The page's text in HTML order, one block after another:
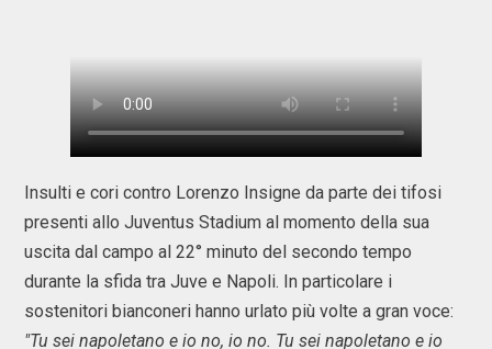
Insulti e cori contro Lorenzo Insigne da parte dei tifosi
presenti allo Juventus Stadium al momento della sua
uscita dal campo al 22° minuto del secondo tempo
durante la sfida tra Juve e Napoli. In particolare i
sostenitori bianconeri hanno urlato più volte a gran voce:
"Tu sei napoletano e io no, io no. Tu sei napoletano e io